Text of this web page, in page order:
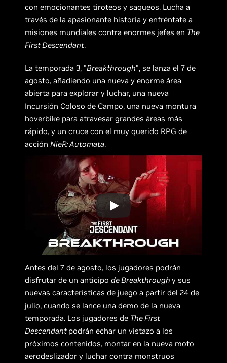
con emocionantes tiroteos y saqueos. Lucha a
través de la apasionante historia y enfréntate a
misiones mundiales contra enormes jefes en The
First Descendant.
La temporada 3, "Breakthrough", se lanza el 7 de
agosto, añadiendo una nueva y enorme área
abierta para explorar y luchar, una nueva
Incursión Coloso de Campo, una nueva montura
hoverbike para atravesar grandes áreas más
rápido, y un cruce con el muy querido RPG de
acciónNieR: Automata.
Antes del 7 de agosto, los jugadores podrán
disfrutar de un anticipode Breakthroughy sus
nuevas características de juego a partir del 24 de
julio, cuando se lance una demo de la nueva
temporada. Los jugadores de The First
Descendant podrán echar un vistazo a los
próximos contenidos, montar en la nueva moto
aerodeslizador y luchar contra monstruos